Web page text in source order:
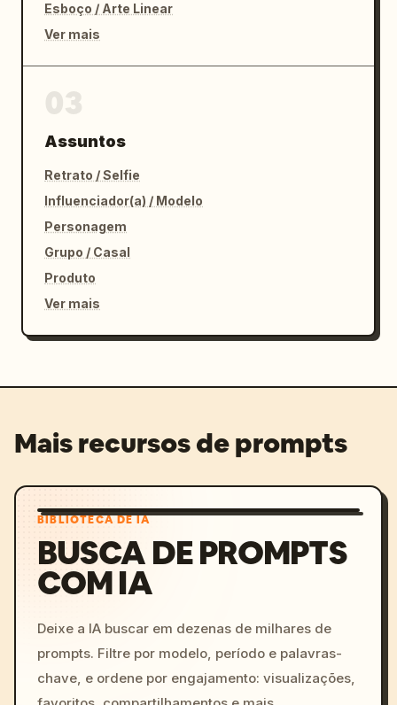
Esboço / Arte Linear
Ver mais
Assuntos
Retrato / Selfie
Influenciador(a) / Modelo
Personagem
Grupo / Casal
Produto
Ver mais
Mais recursos de prompts
BIBLIOTECA DE IA
BUSCA DE PROMPTS
COM IA
Deixe a IA buscar em dezenas de milhares de
prompts. Filtre por modelo, período e palavras-
chave, e ordene por engajamento: visualizações,